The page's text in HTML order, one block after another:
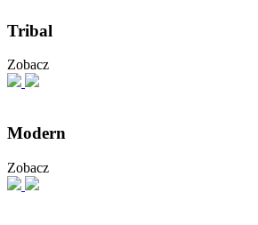
Tribal
Zobacz
Modern
Zobacz